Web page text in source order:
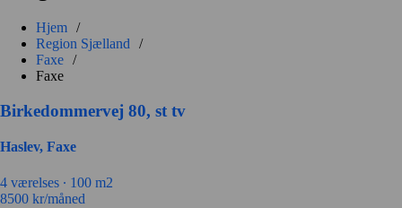
Hjem /
Region Sjælland
/
Faxe /
Faxe
Birkedommervej 80, st tv
Haslev, Faxe
4 værelses ∙ 100 m2
8500 kr/måned